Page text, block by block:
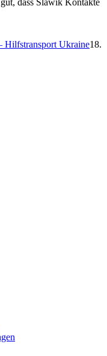
dass Slawik Kontakte
Hilfstransport Ukraine18.